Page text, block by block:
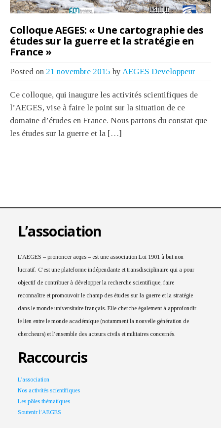
Colloque AEGES: « Une cartographie des
études sur la guerre et la stratégie en
France »
Posted on 21 novembre 2015 by AEGES Developpeur
Ce colloque, qui inaugure les activités scientifiques de
l’AEGES, vise à faire le point sur la situation de ce
domaine d’études en France. Nous partons du constat que
les études sur la guerre et la […]
L’association
L’AEGES – prononcer aeɡɛs – est une association Loi 1901 à but non
lucratif. C’est une plateforme indépendante et transdisciplinaire qui a pour
objectif de contribuer à développer la recherche scientifique, faire
reconnaître et promouvoir le champ des études sur la guerre et la stratégie
dans le monde universitaire français. Elle cherche également à approfondir
le lien entre le monde académique (notamment la nouvelle génération de
chercheurs) et l’ensemble des acteurs civils et militaires concernés.
Raccourcis
L’association
Nos activités scientifiques
Les pôles thématiques
Soutenir l’AEGES